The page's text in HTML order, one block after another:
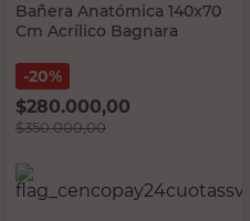
Bañera Anatómica 140x70
Cm Acrílico Bagnara
20%
$280.000,00
$350.000,00